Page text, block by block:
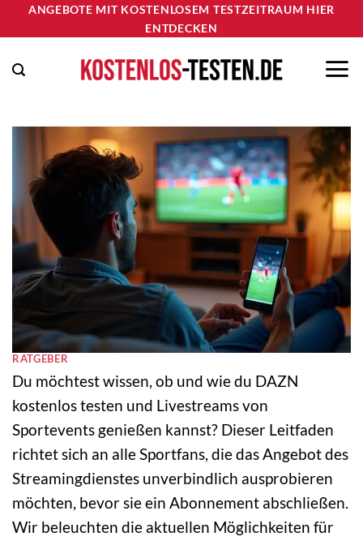
Zum
Inhalt
springen
ANGEBOTE MIT KOSTENLOSEM TESTZEITRAUM HIER
ENTDECKEN
RATGEBER
Du möchtest wissen, ob und wie du DAZN
kostenlos testen und Livestreams von
Sportevents genießen kannst? Dieser Leitfaden
richtet sich an alle Sportfans, die das Angebot des
Streamingdienstes unverbindlich ausprobieren
möchten, bevor sie ein Abonnement abschließen.
Wir beleuchten die aktuellen Möglichkeiten für